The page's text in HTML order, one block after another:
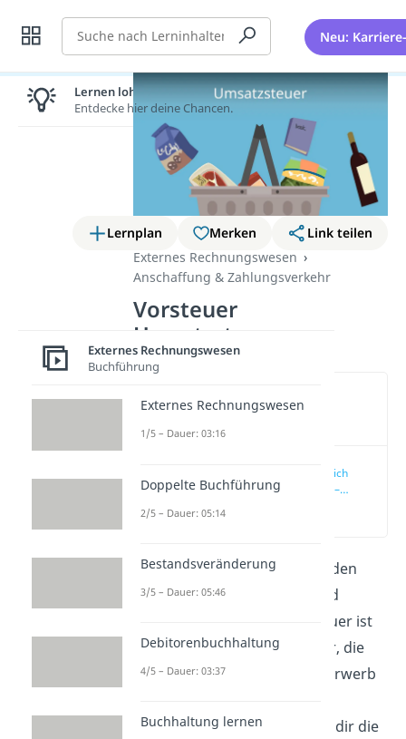
Suche Neu:
Lernplan Merken
Link teilen
Externes Rechnungswesen
Anschaffung & Zahlungsverkehr
Vorsteuer
Umsatzsteuer
Wichtige Inhalte in diesem
Umsatzsteuer gleich
Mehrwertsteuer? –
Mehrwertsteuer
Die Umsatzsteuer besteuert den
Mehrwert von Produkten und
Dienstleistungen. Die Vorsteuer ist
wiederum eine Umsatzsteuer, die
vom Unternehmen bei dem Erwerb
folgenden Beitrag zeigen wir dir die
Lernen lohnt sich!
Entdecke hier deine Chancen.
Externes Rechnungswesen
Buchführung
Externes Rechnungswesen
1/5 – Dauer: 03:16
Doppelte Buchführung
2/5 – Dauer: 05:14
Bestandsveränderung
3/5 – Dauer: 05:46
Debitorenbuchhaltung
4/5 – Dauer: 03:37
Buchhaltung lernen